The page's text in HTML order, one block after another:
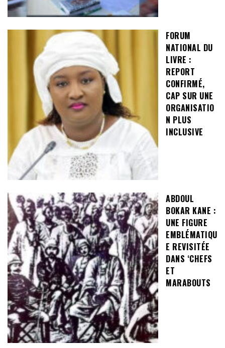
FORUM
NATIONAL DU
LIVRE :
REPORT
CONFIRMÉ,
CAP SUR UNE
ORGANISATIO
N PLUS
INCLUSIVE
ABDOUL
BOKAR KANE :
UNE FIGURE
EMBLÉMATIQU
E REVISITÉE
DANS ‘CHEFS
ET
MARABOUTS